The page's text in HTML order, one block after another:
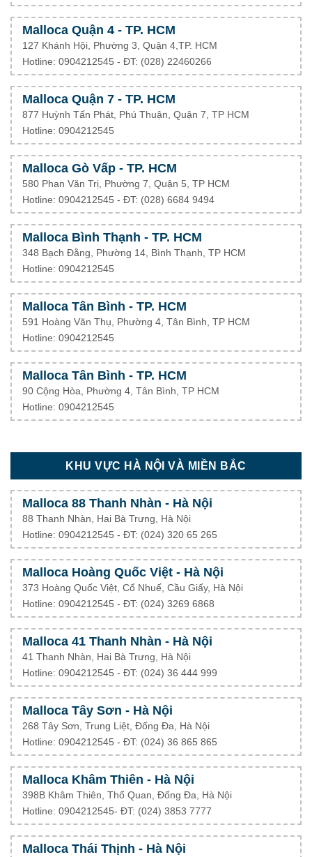
Malloca Quận 4 - TP. HCM
127 Khánh Hội, Phường 3, Quận 4,TP. HCM
Hotline: 0904212545 - ĐT: (028) 22460266
Malloca Quận 7 - TP. HCM
877 Huỳnh Tấn Phát, Phú Thuận, Quận 7, TP HCM
Hotline: 0904212545
Malloca Gò Vấp - TP. HCM
580 Phan Văn Trị, Phường 7, Quận 5, TP HCM
Hotline: 0904212545 - ĐT: (028) 6684 9494
Malloca Bình Thạnh - TP. HCM
348 Bạch Đằng, Phường 14, Bình Thạnh, TP HCM
Hotline: 0904212545
Malloca Tân Bình - TP. HCM
591 Hoàng Văn Thụ, Phường 4, Tân Bình, TP HCM
Hotline: 0904212545
Malloca Tân Bình - TP. HCM
90 Cộng Hòa, Phường 4, Tân Bình, TP HCM
Hotline: 0904212545
KHU VỰC HÀ NỘI VÀ MIỀN BẮC
Malloca 88 Thanh Nhàn - Hà Nội
88 Thanh Nhàn, Hai Bà Trưng, Hà Nội
Hotline: 0904212545 - ĐT: (024) 320 65 265
Malloca Hoàng Quốc Việt - Hà Nội
373 Hoàng Quốc Việt, Cổ Nhuế, Cầu Giấy, Hà Nội
Hotline: 0904212545 - ĐT: (024) 3269 6868
Malloca 41 Thanh Nhàn - Hà Nội
41 Thanh Nhàn, Hai Bà Trưng, Hà Nội
Hotline: 0904212545 - ĐT: (024) 36 444 999
Malloca Tây Sơn - Hà Nội
268 Tây Sơn, Trung Liệt, Đống Đa, Hà Nội
Hotline: 0904212545 - ĐT: (024) 36 865 865
Malloca Khâm Thiên - Hà Nội
398B Khâm Thiên, Thổ Quan, Đống Đa, Hà Nội
Hotline: 0904212545- ĐT: (024) 3853 7777
Malloca Thái Thịnh - Hà Nội